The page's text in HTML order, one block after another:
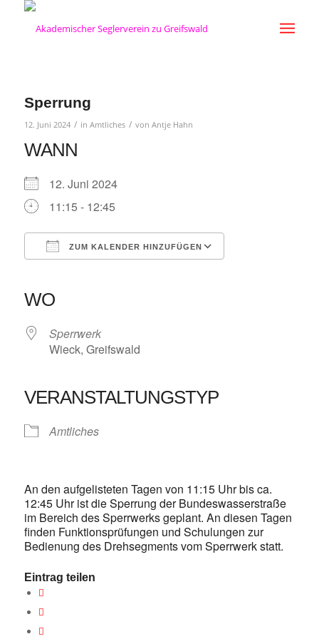
Sperrung
12. Juni 2024 / in Amtliches / von Antje Hahn
WANN
12. Juni 2024
11:15 - 12:45
ZUM KALENDER HINZUFÜGEN
WO
Sperrwerk
Wieck, Greifswald
VERANSTALTUNGSTYP
Amtliches
An den aufgelisteten Tagen von 11:15 Uhr bis ca.
12:45 Uhr ist die Sperrung der Bundeswasserstraße
im Bereich des Sperrwerks geplant. An diesen Tagen
finden Funktionsprüfungen und Schulungen zur
Bedienung des Drehsegments vom Sperrwerk statt.
Eintrag teilen